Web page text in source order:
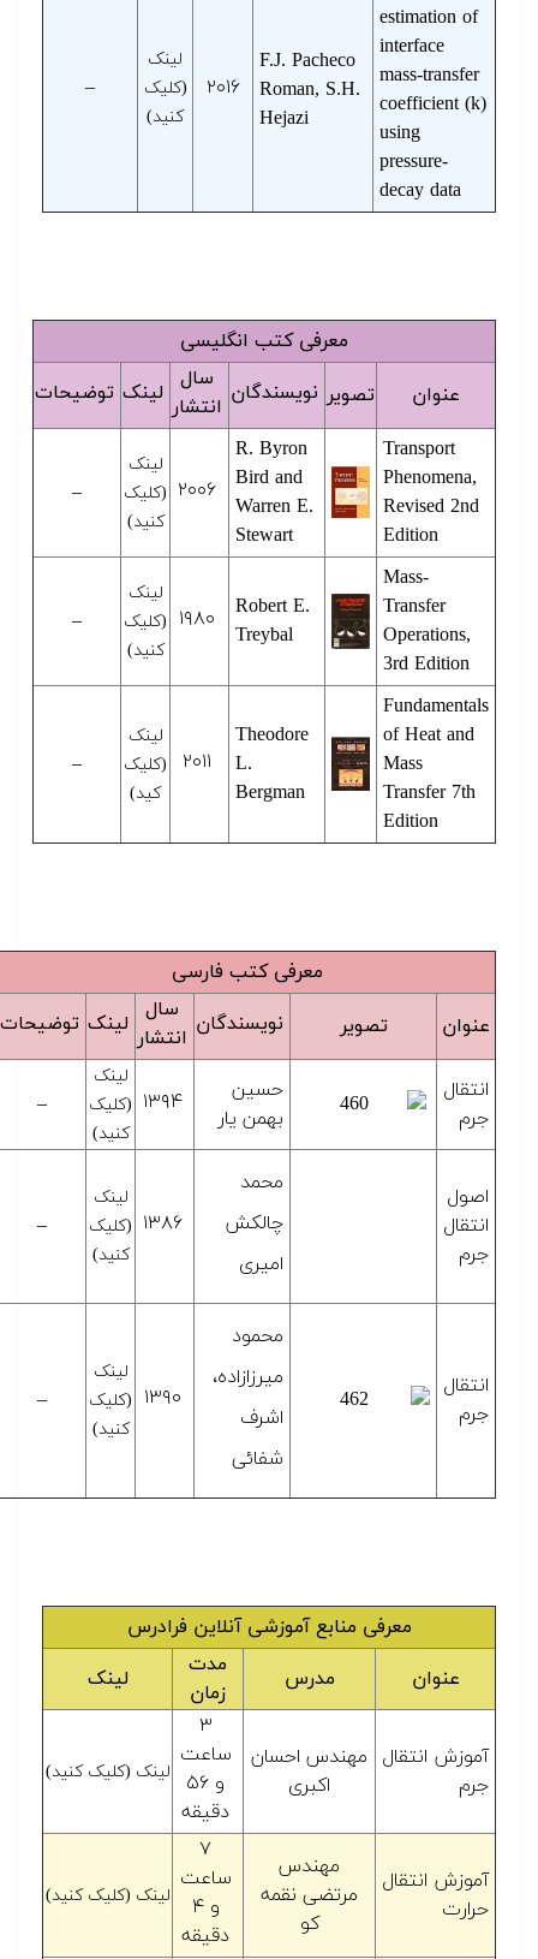
estimation of
interface
mass-transfer
coefficient (k)
using
pressure-
decay data
F.J. Pacheco
Roman, S.H.
Hejazi
۲۰۱۶
لینک
(کلیک
کنید)
–
معرفی کتب انگلیسی
عنوان تصویر نویسندگان
سال
انتشار
لینک توضیحات
Transport
Phenomena,
Revised 2nd
Edition
R. Byron
Bird and
Warren E.
Stewart
۲۰۰۶
لینک
(کلیک
کنید)
–
Mass-
Transfer
Operations,
3rd Edition
Robert E.
Treybal
۱۹۸۰
لینک
(کلیک
کنید)
–
Fundamentals
of Heat and
Mass
Transfer 7th
Edition
Theodore
L.
Bergman
۲۰۱۱
لینک
(کلیک
کید)
–
معرفی کتب فارسی
عنوان تصویر نویسندگان
سال
انتشار
لینک توضیحات
انتقال
جرم
حسین
بهمن یار
۱۳۹۴
لینک
(کلیک
کنید)
–
اصول
انتقال
جرم
محمد
چالکش
امیری
۱۳۸۶
لینک
(کلیک
کنید)
–
انتقال
جرم
محمود
میرزازاده،
اشرف
شفائی
۱۳۹۰
لینک
(کلیک
کنید)
–
معرفی منابع آموزشی آنلاین فرادرس
عنوان
مدرس
مدت
زمان
لینک
آموزش انتقال
جرم
مهندس احسان
اکبری
۳
ساعت
و ۵۶
دقیقه
لینک (کلیک کنید)
آموزش انتقال
حرارت
مهندس
مرتضی نقمه
کو
۷
ساعت
و ۴
دقیقه
لینک (کلیک کنید)